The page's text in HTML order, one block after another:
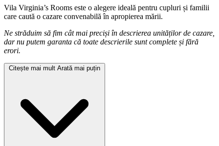
Vila Virginia’s Rooms este o alegere ideală pentru cupluri și familii
care caută o cazare convenabilă în apropierea mării.
Ne străduim să fim cât mai preciși în descrierea unităților de cazare,
dar nu putem garanta că toate descrierile sunt complete și fără
erori.
Citește mai mult Arată mai puțin